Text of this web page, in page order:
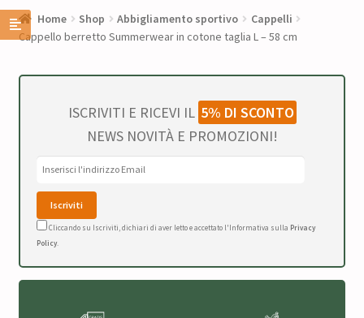
Home Shop Abbigliamento sportivo
Cappelli
Cappello berretto Summerwear in cotone taglia L – 58 cm
ISCRIVITI E RICEVI IL 5% DI SCONTO
NEWS NOVITÀ E PROMOZIONI!
Cliccando su Iscriviti, dichiari di aver letto e accettato l'Informativa sulla Privacy
Policy.